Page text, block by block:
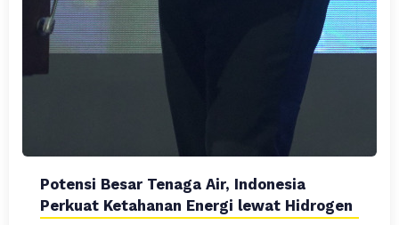
Potensi Besar Tenaga Air, Indonesia
Perkuat Ketahanan Energi lewat Hidrogen